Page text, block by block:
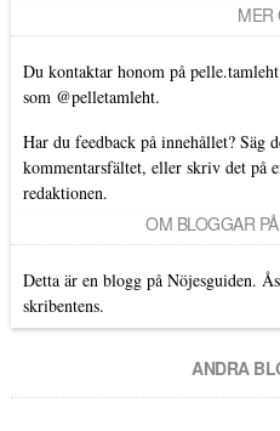
MER
Du kontaktar honom på
som @pelletamleht.
Har du feedback på innehållet? Säg
kommentarsfältet, eller skriv det på
redaktionen.
OM BLOGGAR
Detta är en blogg på Nöjesguiden.
skribentens.
ANDRA